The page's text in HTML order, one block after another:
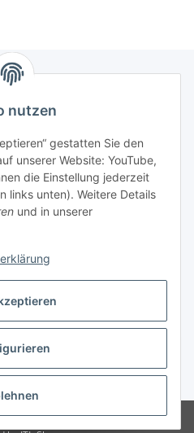
nutzen
gestatten Sie den
unserer Website: YouTube,
die Einstellung jederzeit
links unten). Weitere Details
und in unserer
widerrufen
zzgl.Versand
© WebSachse GmbH